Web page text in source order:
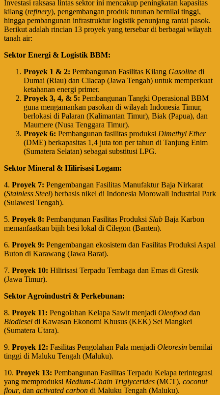
​Investasi raksasa lintas sektor ini mencakup peningkatan kapasitas
kilang (refinery), pengembangan produk turunan bernilai tinggi,
hingga pembangunan infrastruktur logistik penunjang rantai pasok.
Berikut adalah rincian 13 proyek yang tersebar di berbagai wilayah
tanah air:
Sektor Energi & Logistik BBM:
Proyek 1 & 2: Pembangunan Fasilitas Kilang Gasoline di
Dumai (Riau) dan Cilacap (Jawa Tengah) untuk memperkuat
ketahanan energi primer.
Proyek 3, 4, & 5: Pembangunan Tangki Operasional BBM
guna mengamankan pasokan di wilayah Indonesia Timur,
berlokasi di Palaran (Kalimantan Timur), Biak (Papua), dan
Maumere (Nusa Tenggara Timur).
Proyek 6: Pembangunan fasilitas produksi Dimethyl Ether
(DME) berkapasitas 1,4 juta ton per tahun di Tanjung Enim
(Sumatera Selatan) sebagai substitusi LPG.
Sektor Mineral & Hilirisasi Logam:
4. Proyek 7: Pengembangan Fasilitas Manufaktur Baja Nirkarat
(Stainless Steel) berbasis nikel di Indonesia Morowali Industrial Park
(Sulawesi Tengah).
5. Proyek 8: Pembangunan Fasilitas Produksi Slab Baja Karbon
memanfaatkan bijih besi lokal di Cilegon (Banten).
6. Proyek 9: Pengembangan ekosistem dan Fasilitas Produksi Aspal
Buton di Karawang (Jawa Barat).
7. Proyek 10: Hilirisasi Terpadu Tembaga dan Emas di Gresik
(Jawa Timur).
Sektor Agroindustri & Perkebunan:
8. Proyek 11: Pengolahan Kelapa Sawit menjadi Oleofood dan
Biodiesel di Kawasan Ekonomi Khusus (KEK) Sei Mangkei
(Sumatera Utara).
9. Proyek 12: Fasilitas Pengolahan Pala menjadi Oleoresin bernilai
tinggi di Maluku Tengah (Maluku).
10. Proyek 13: Pembangunan Fasilitas Terpadu Kelapa terintegrasi
yang memproduksi Medium-Chain Triglycerides (MCT), coconut
flour, dan activated carbon di Maluku Tengah (Maluku).